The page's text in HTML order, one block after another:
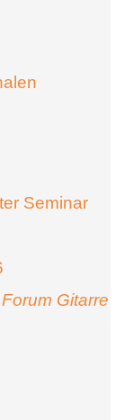
Seminar
Forum Gitarre